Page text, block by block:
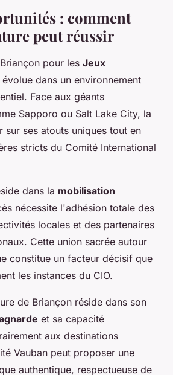
: comment
peut réussir
pour les Jeux
évolue dans un environnement
Face aux géants
Sapporo ou Salt Lake City, la
sur ses atouts uniques tout en
stricts du Comité International
dans la mobilisation
nécessite l'adhésion totale des
locales et des partenaires
Cette union sacrée autour
constitue un facteur décisif que
les instances du CIO.
de Briançon réside dans son
et sa capacité
aux destinations
Vauban peut proposer une
authentique, respectueuse de